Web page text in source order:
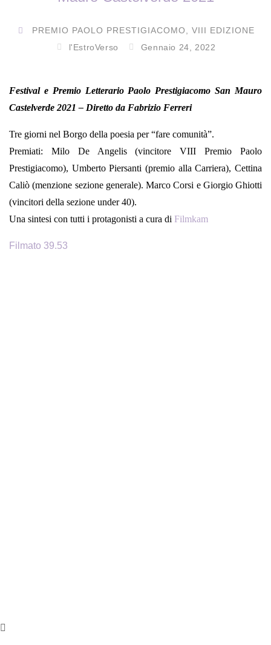
PREMIO PAOLO PRESTIGIACOMO, VIII EDIZIONE
l'EstroVerso
Gennaio 24, 2022
Festival e Premio Letterario Paolo Prestigiacomo San Mauro
Castelverde 2021 – Diretto da Fabrizio Ferreri
Tre giorni nel Borgo della poesia per “fare comunità”.
Premiati: Milo De Angelis (vincitore VIII Premio Paolo
Prestigiacomo), Umberto Piersanti (premio alla Carriera), Cettina
Caliò (menzione sezione generale). Marco Corsi e Giorgio Ghiotti
(vincitori della sezione under 40).
Una sintesi con tutti i protagonisti a cura di Filmkam
Filmato 39.53